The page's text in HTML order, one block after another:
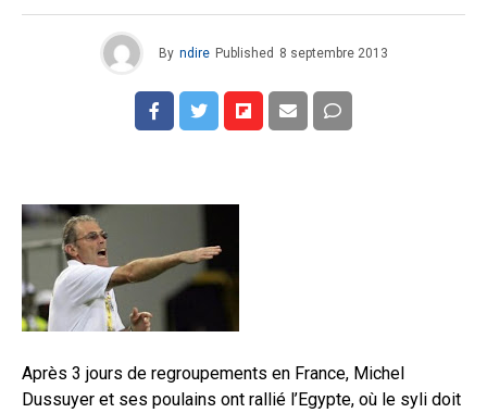
By ndire Published 8 septembre 2013
Après 3 jours de regroupements en France, Michel
Dussuyer et ses poulains ont rallié l’Egypte, où le syli doit